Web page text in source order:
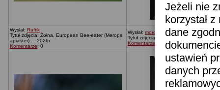
Jeżeli nie
korzystał
dane
ustawień
danych
Wysłał: Raftik
Tytuł zdjęcia: Żołna, European Bee-eater (Merops
apiaster) ... 2026r
Komentarze: 0
Wysłał: moronica
Tytuł zdjęcia: Bez tytułu
Komentarze